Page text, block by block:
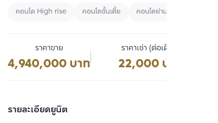
คอนโด High rise คอนโดชั้นเตี้ย คอนโดย่านศูนย์กลางธุรกิจแ
ราคาขาย
4,940,000 บาท
ราคาเช่า (ต่อเดือน)
22,000 บาท
รายละเอียดยูนิต